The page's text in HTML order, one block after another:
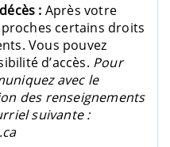
: Après votre
certains droits
Vous pouvez
d’accès. Pour
avec le
des renseignements
suivante :